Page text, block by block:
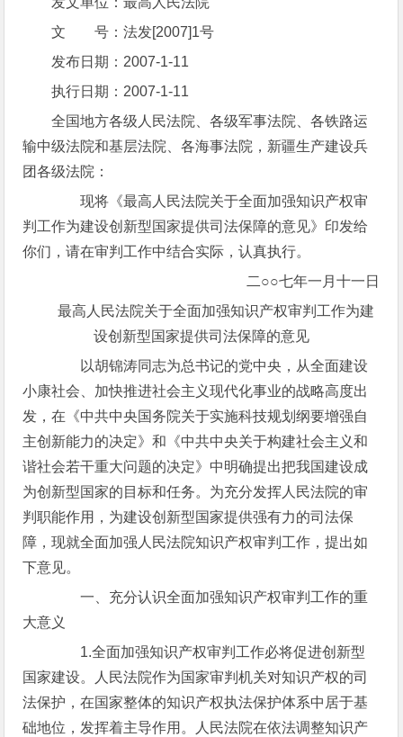
文 号：法发[2007]1号
发布日期：2007-1-11
执行日期：2007-1-11
全国地方各级人民法院、各级军事法院、各铁路运
输中级法院和基层法院、各海事法院，新疆生产建设兵
团各级法院：
现将《最高人民法院关于全面加强知识产权审
判工作为建设创新型国家提供司法保障的意见》印发给
你们，请在审判工作中结合实际，认真执行。
二○○七年一月十一日
最高人民法院关于全面加强知识产权审判工作为建
设创新型国家提供司法保障的意见
以胡锦涛同志为总书记的党中央，从全面建设
小康社会、加快推进社会主义现代化事业的战略高度出
发，在《中共中央国务院关于实施科技规划纲要增强自
主创新能力的决定》和《中共中央关于构建社会主义和
谐社会若干重大问题的决定》中明确提出把我国建设成
为创新型国家的目标和任务。为充分发挥人民法院的审
判职能作用，为建设创新型国家提供强有力的司法保
障，现就全面加强人民法院知识产权审判工作，提出如
下意见。
一、充分认识全面加强知识产权审判工作的重
大意义
1.全面加强知识产权审判工作必将促进创新型
国家建设。人民法院作为国家审判机关对知识产权的司
法保护，在国家整体的知识产权执法保护体系中居于基
础地位，发挥着主导作用。人民法院在依法调整知识产